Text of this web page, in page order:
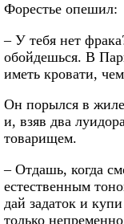
Форестье опешил:
– У тебя нет
обойдешься. В
иметь кровати,
Он порылся в
и, взяв два
товарищем.
– Отдашь, когда
естественным
дай задаток и
только